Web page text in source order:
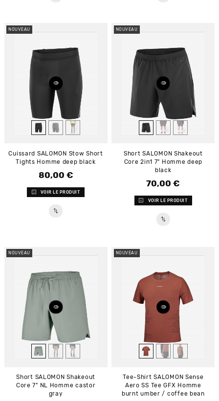
NOUVEAU
Cuissard SALOMON Stow Short
Tights Homme deep black
Prix
80,00 €
VOIR LE PRODUIT
NOUVEAU
Short SALOMON Shakeout
Core 2in1 7" Homme deep
black
Prix
70,00 €
VOIR LE PRODUIT
NOUVEAU
Short SALOMON Shakeout
Core 7" NL Homme castor
gray
NOUVEAU
Tee-Shirt SALOMON Sense
Aero SS Tee GFX Homme
burnt umber / coffee bean